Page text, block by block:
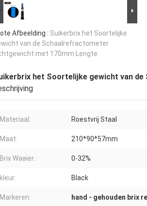
Afbeelding : Suikerbrix het Soortelijke
van de Schaalrefractometer
met 170mm Lengte
het Soortelijke gewicht van
Materiaal: Roestvrij Staal
Maat: 210*90*57mm
Brix Waaier: 0-32%
kleur: Black
Markeren: hand - gehouden brix